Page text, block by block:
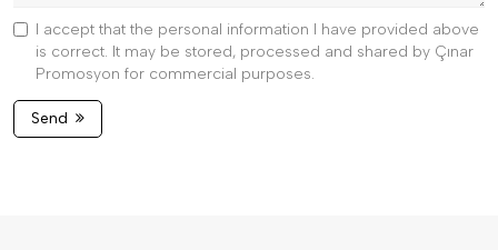
I accept that the personal information I have provided above
is correct. It may be stored, processed and shared by Çınar
Promosyon for commercial purposes.
Send